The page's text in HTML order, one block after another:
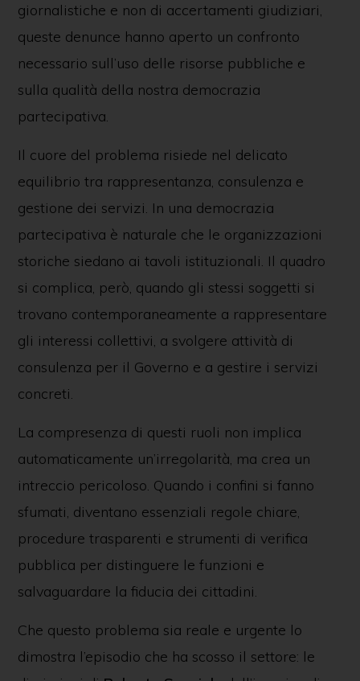
giornalistiche e non di accertamenti giudiziari,
queste denunce hanno aperto un confronto
necessario sull’uso delle risorse pubbliche e
sulla qualità della nostra democrazia
partecipativa.
Il cuore del problema risiede nel delicato
equilibrio tra rappresentanza, consulenza e
gestione dei servizi. In una democrazia
partecipativa è naturale che le organizzazioni
storiche siedano ai tavoli istituzionali. Il quadro
si complica, però, quando gli stessi soggetti si
trovano contemporaneamente a rappresentare
gli interessi collettivi, a svolgere attività di
consulenza per il Governo e a gestire i servizi
concreti.
La compresenza di questi ruoli non implica
automaticamente un’irregolarità, ma crea un
intreccio pericoloso. Quando i confini si fanno
sfumati, diventano essenziali regole chiare,
procedure trasparenti e strumenti di verifica
pubblica per distinguere le funzioni e
salvaguardare la fiducia dei cittadini.
Che questo problema sia reale e urgente lo
dimostra l’episodio che ha scosso il settore: le